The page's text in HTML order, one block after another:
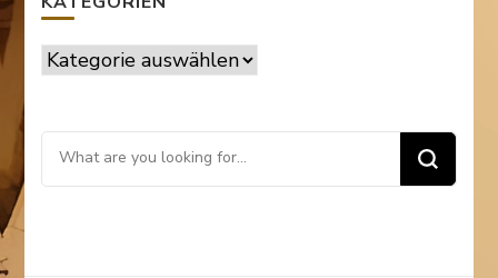
Kategorien
Looking
for